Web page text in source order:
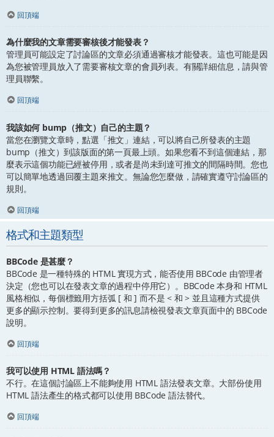
回頂端
為什麼我的文章需要審核後才能發表？
管理員可能設定了討論區的文章必須通過審核才能發表。這也可能是因
為您被管理員放入了需要審核文章的會員列表。有關詳細信息，請與管
理員聯繫。
回頂端
我該如何 bump（推文）自己的主題？
當您在瀏覽文章時，點選「推文」連結，可以將自己所發表的主題
bump（推文）到該版面的第一頁最上頭。如果您看不到這個連結，那
麼表示這個功能已經被停用，或者是尚未到達可推文的間隔時間。您也
可以簡單地透過回覆主題來推文。無論您怎麼做，請確實遵守討論區的
規則。
回頂端
格式和主題類型
BBCode 是甚麼？
BBCode 是一種特殊的 HTML 實現方式，能否使用 BBCode 由管理者
決定（您也可以在發表文章的過程中停用它）。BBCode 本身和 HTML
風格相似，每個標籤用方括弧 [ 和 ] 而不是 < 和 > 並且這種方式提供
更多的顯示控制。要得到更多的訊息請檢視發表文章頁面中的 BBCode
說明。
回頂端
我可以使用 HTML 語法嗎？
不行。在這個討論區上不能夠使用 HTML 語法發表文章。大部份使用
HTML 語法產生的格式都可以使用 BBCode 語法替代。
回頂端